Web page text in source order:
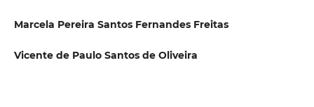
Marcela Pereira Santos Fernandes Freitas
Vicente de Paulo Santos de Oliveira